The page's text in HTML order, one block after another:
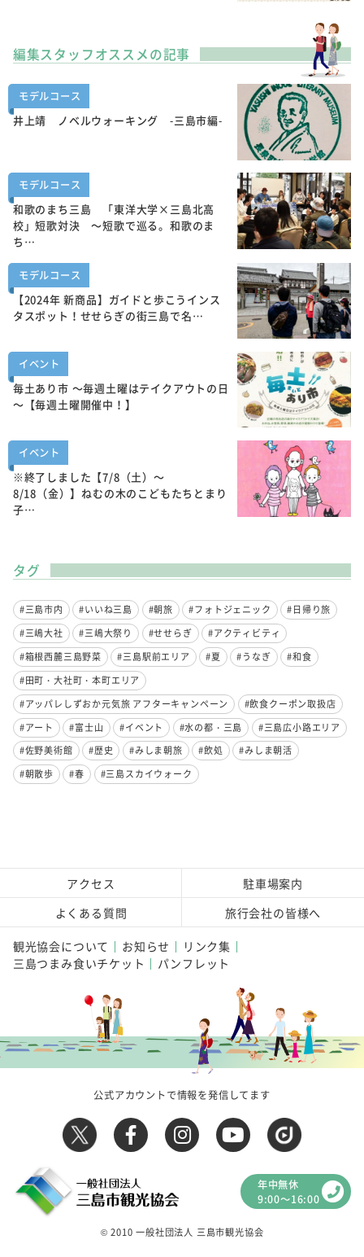
編集スタッフオススメの記事
モデルコース
井上靖 ノベルウォーキング -三島市編-
モデルコース
和歌のまち三島 「東洋大学×三島北高
校」短歌対決 ～短歌で巡る。和歌のま
ち…
モデルコース
【2024年 新商品】ガイドと歩こうインス
タスポット！せせらぎの街三島で名…
イベント
毎土あり市 ～毎週土曜はテイクアウトの日
～【毎週土曜開催中！】
イベント
※終了しました【7/8（土）～
8/18（金）】ねむの木のこどもたちとまり
子…
タグ
#三島市内 #いいね三島 #朝旅 #フォトジェニック
#日帰り旅
#三嶋大社
#三嶋大祭り #せせらぎ
#アクティビティ
#箱根西麓三島野菜
#三島駅前エリア #夏 #うなぎ
#和食
#田町・大社町・本町エリア
#アッパレしずおか元気旅 アフターキャンペーン
#飲食クーポン取扱店
#アート
#富士山 #イベント #水の都・三島
#三島広小路エリア
#佐野美術館
#歴史 #みしま朝旅 #飲処
#みしま朝活
#朝散歩
#春 #三島スカイウォーク
アクセス
駐車場案内
よくある質問
旅行会社の皆様へ
観光協会について お知らせ
リンク集
三島つまみ食いチケット
パンフレット
公式アカウントで情報を発信してます
年中無休
9:00～16:00
© 2010 一般社団法人 三島市観光協会